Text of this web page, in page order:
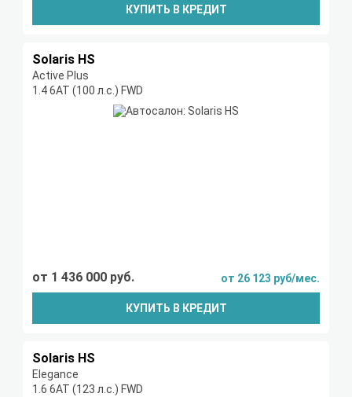
КУПИТЬ В КРЕДИТ
Solaris HS
Active Plus
1.4 6AT (100 л.с.) FWD
от 1 436 000 руб. от 26 123 руб/мес.
КУПИТЬ В КРЕДИТ
Solaris HS
Elegance
1.6 6AT (123 л.с.) FWD